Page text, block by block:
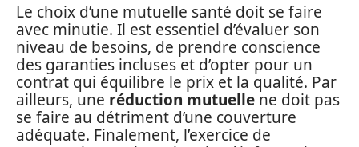
Le choix d’une mutuelle santé doit se faire
avec minutie. Il est essentiel d’évaluer son
niveau de besoins, de prendre conscience
des garanties incluses et d’opter pour un
contrat qui équilibre le prix et la qualité. Par
ailleurs, une réduction mutuelle ne doit pas
se faire au détriment d’une couverture
adéquate. Finalement, l’exercice de